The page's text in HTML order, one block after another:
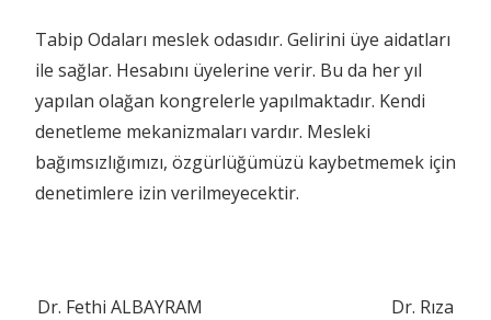
Tabip Odaları meslek odasıdır. Gelirini üye aidatları
ile sağlar. Hesabını üyelerine verir. Bu da her yıl
yapılan olağan kongrelerle yapılmaktadır. Kendi
denetleme mekanizmaları vardır. Mesleki
bağımsızlığımızı, özgürlüğümüzü kaybetmemek için
denetimlere izin verilmeyecektir.
Dr. Fethi ALBAYRAM Dr. Rıza